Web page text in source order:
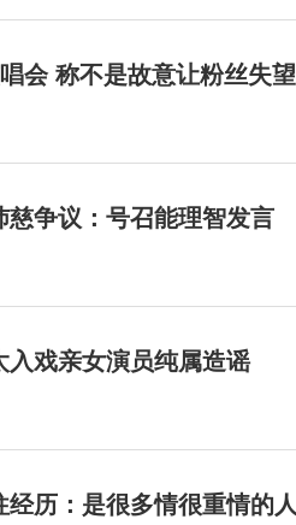
会 称不是故意让粉丝失望
争议：号召能理智发言
入戏亲女演员纯属造谣
历：是很多情很重情的人